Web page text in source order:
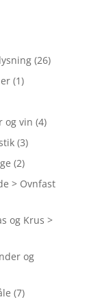
(26)
(1)
og vin (4)
(3)
(2)
> Ovnfast
og Krus >
og
(7)